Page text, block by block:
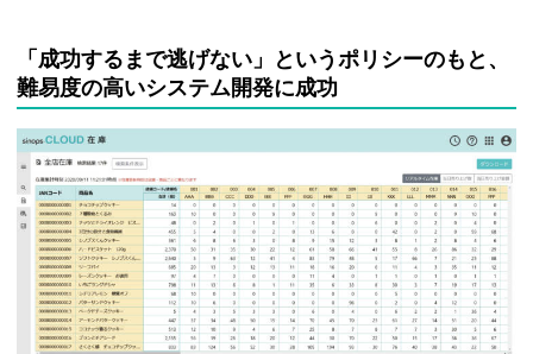
「成功するまで逃げない」というポリシーのもと、
難易度の高いシステム開発に成功